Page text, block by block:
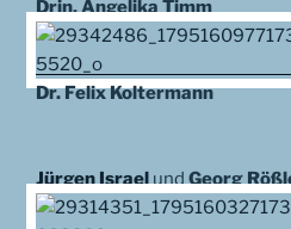
Drin. Angelika Timm
Dr. Felix Koltermann
Jürgen IsraelundGeorg